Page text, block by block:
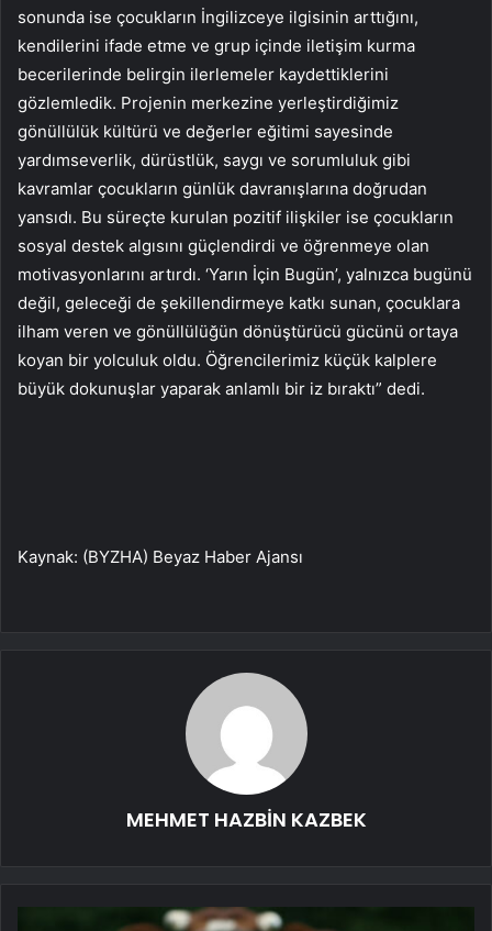
sonunda ise çocukların İngilizceye ilgisinin arttığını,
kendilerini ifade etme ve grup içinde iletişim kurma
becerilerinde belirgin ilerlemeler kaydettiklerini
gözlemledik. Projenin merkezine yerleştirdiğimiz
gönüllülük kültürü ve değerler eğitimi sayesinde
yardımseverlik, dürüstlük, saygı ve sorumluluk gibi
kavramlar çocukların günlük davranışlarına doğrudan
yansıdı. Bu süreçte kurulan pozitif ilişkiler ise çocukların
sosyal destek algısını güçlendirdi ve öğrenmeye olan
motivasyonlarını artırdı. ‘Yarın İçin Bugün’, yalnızca bugünü
değil, geleceği de şekillendirmeye katkı sunan, çocuklara
ilham veren ve gönüllülüğün dönüştürücü gücünü ortaya
koyan bir yolculuk oldu. Öğrencilerimiz küçük kalplere
büyük dokunuşlar yaparak anlamlı bir iz bıraktı” dedi.
Kaynak: (BYZHA) Beyaz Haber Ajansı
MEHMET HAZBİN KAZBEK